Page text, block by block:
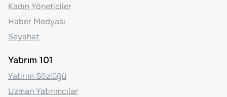
Kadın Yöneticiler
Haber Medyası
Seyahat
Yatırım 101
Yatırım Sözlüğü
Uzman Yatırımcılar